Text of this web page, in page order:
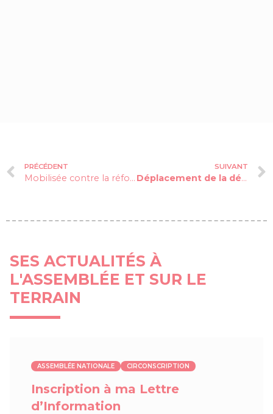
PRÉCÉDENT
Mobilisée contre la réforme des retraites
SUIVANT
Déplacement de la délégation de la Commission des Affaires économiques à la Réunion
SES ACTUALITÉS À
L'ASSEMBLÉE ET SUR LE
TERRAIN
ASSEMBLÉE NATIONALE CIRCONSCRIPTION
Inscription à ma Lettre
d’Information